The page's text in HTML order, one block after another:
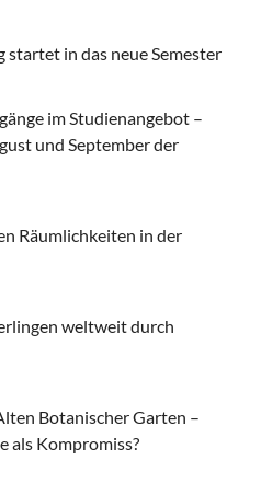
in das neue Semester
im Studienangebot –
und September der
Räumlichkeiten in der
weltweit durch
Botanischer Garten –
als Kompromiss?